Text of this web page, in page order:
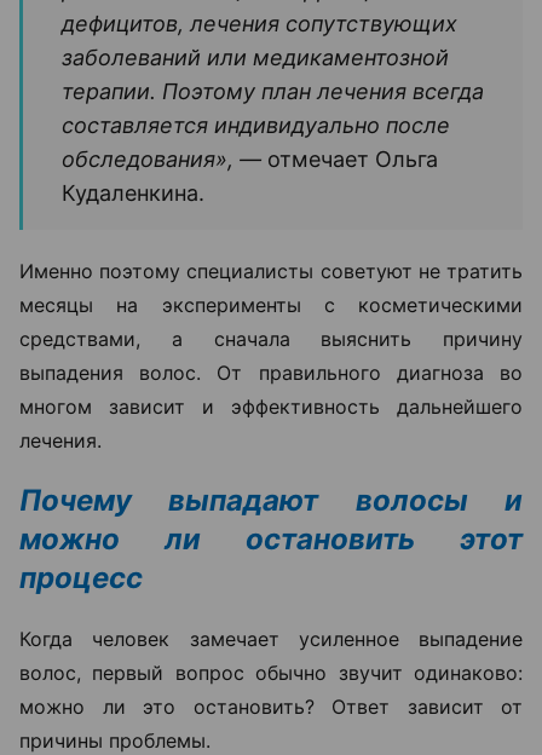
различных видов алопеции.
Кроме того, пациенту могут рекомендовать
анализы крови для оценки уровня железа,
ферритина, витаминов, гормонов и других
показателей, которые могут влиять на рост волос.
процедуры. Иногда проблему удается
решить с помощью коррекции
дефицитов, лечения сопутствующих
заболеваний или медикаментозной
обследования», —отмечает Ольга
Кудаленкина.
месяцы на эксперименты с косметическими
средствами, а сначала выяснить причину
выпадения волос. От правильного диагноза во
многом зависит и эффективность дальнейшего